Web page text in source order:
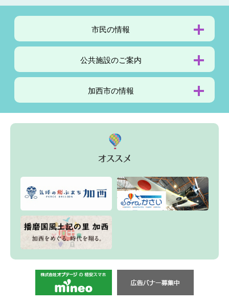
市民の情報
公共施設のご案内
加西市の情報